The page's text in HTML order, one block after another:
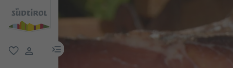
menu link